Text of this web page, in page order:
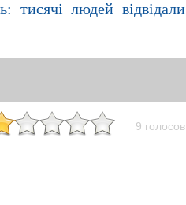
тисячі людей відвідали
9 голосов